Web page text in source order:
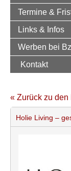
Termine &
Links & Infos
Werben bei Bz
Kontakt
« Zurück zu den
Holie Living –